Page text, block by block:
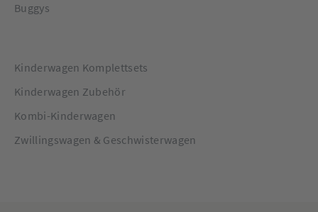
Buggys
Kinderwagen Komplettsets
Kinderwagen Zubehör
Kombi-Kinderwagen
Zwillingswagen & Geschwisterwagen